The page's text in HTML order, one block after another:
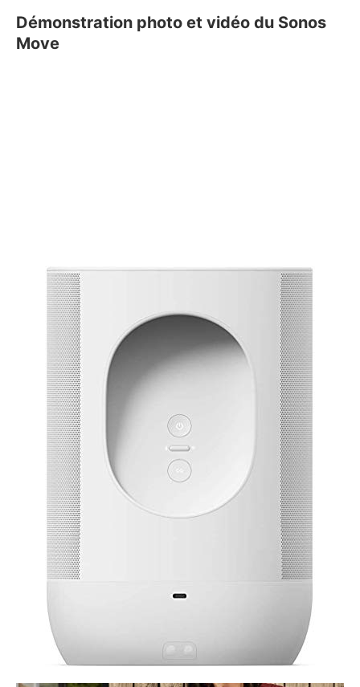
Démonstration photo et vidéo du Sonos
Move